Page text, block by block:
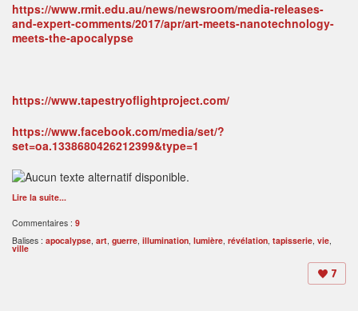
https://www.rmit.edu.au/news/newsroom/media-releases-
and-expert-comments/2017/apr/art-meets-nanotechnology-
meets-the-apocalypse
https://www.tapestryoflightproject.com/
https://www.facebook.com/media/set/?
set=oa.1338680426212399&type=1
Lire la suite...
Commentaires : 9
Balises : apocalypse, art, guerre, illumination, lumière, révélation, tapisserie, vie,
ville
7